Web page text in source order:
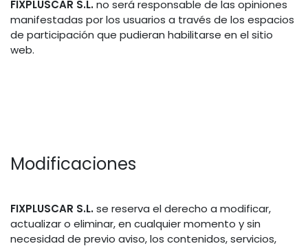
FIXPLUSCAR S.L.no será responsable de las opiniones
manifestadas por los usuarios a través de los espacios
de participación que pudieran habilitarse en el sitio
web.
Modificaciones
FIXPLUSCAR S.L.se reserva el derecho a modificar,
actualizar o eliminar, en cualquier momento y sin
necesidad de previo aviso, los contenidos, servicios,